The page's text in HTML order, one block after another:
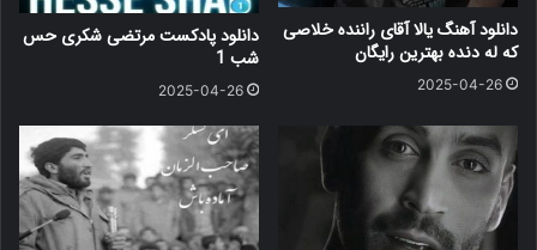
دانلود آهنگ یالا آقای راننده خلاصی
که له دنده بهترین رایگان
2025-04-26
دانلود پادکست مرتضی شکری حس
شب 1
2025-04-26